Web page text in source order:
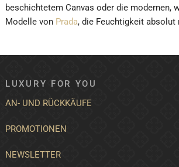
beschichtetem Canvas oder die modernen,
Modelle von Prada, die Feuchtigkeit
LUXURY FOR YOU
AN- UND RÜCKKÄUFE
PROMOTIONEN
NEWSLETTER